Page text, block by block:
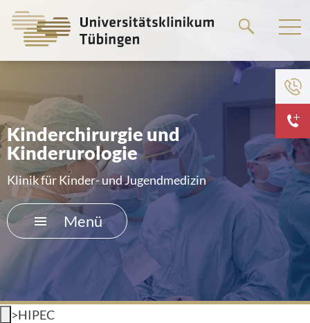
zum
Kinderchirurgie und
Kinderurologie
Klinik für Kinder- und Jugendmedizin
Menü
HOME
DAS KLINIKUM
PATIENTEN &AMP; BESUCHER
MEDIZINISCHE FAKULTÄT
KONTAKT
>HIPEC